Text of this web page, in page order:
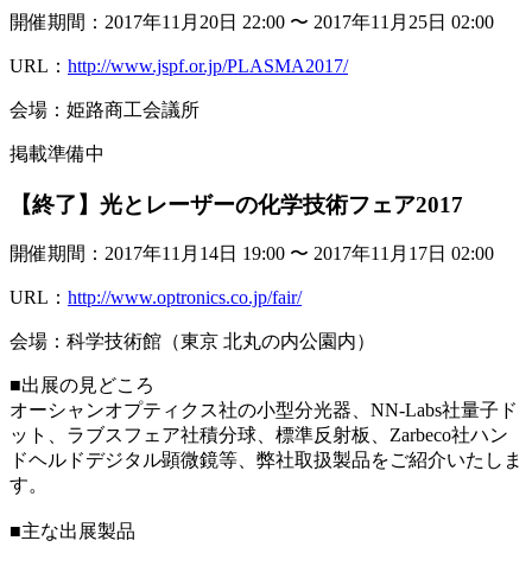
開催期間：2017年11月20日 22:00 〜 2017年11月25日 02:00
URL： http://www.jspf.or.jp/PLASMA2017/
会場：姫路商工会議所
掲載準備中
【終了】光とレーザーの化学技術フェア2017
開催期間：2017年11月14日 19:00 〜 2017年11月17日 02:00
URL： http://www.optronics.co.jp/fair/
会場：科学技術館（東京 北丸の内公園内）
■出展の見どころ
オーシャンオプティクス社の小型分光器、NN-Labs社量子ド
ット、ラブスフェア社積分球、標準反射板、Zarbeco社ハン
ドヘルドデジタル顕微鏡等、弊社取扱製品をご紹介いたしま
す。
■主な出展製品